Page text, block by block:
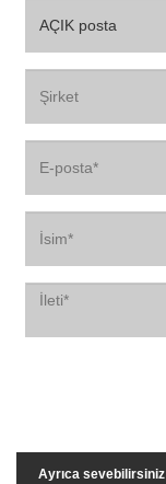
Ayrıca sevebilirsiniz